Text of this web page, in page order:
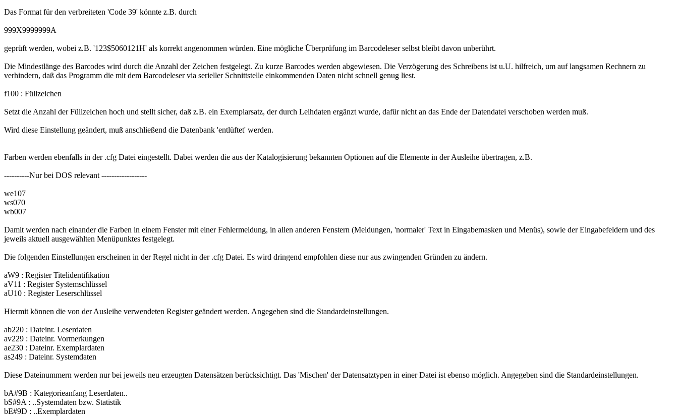
Das Format für den verbreiteten 'Code 39' könnte z.B. durch
999X9999999A
geprüft werden, wobei z.B. '123$5060121H' als korrekt angenommen würden. Eine mögliche Überprüfung im Barcodeleser selbst bleibt davon unberührt.
Die Mindestlänge des Barcodes wird durch die Anzahl der Zeichen festgelegt. Zu kurze Barcodes werden abgewiesen. Die Verzögerung des Schreibens ist u.U. hilfreich, um auf langsamen Rechnern zu
verhindern, daß das Programm die mit dem Barcodeleser via serieller Schnittstelle einkommenden Daten nicht schnell genug liest.
f100 : Füllzeichen
Setzt die Anzahl der Füllzeichen hoch und stellt sicher, daß z.B. ein Exemplarsatz, der durch Leihdaten ergänzt wurde, dafür nicht an das Ende der Datendatei verschoben werden muß.
Wird diese Einstellung geändert, muß anschließend die Datenbank 'entlüftet' werden.
Farben werden ebenfalls in der .cfg Datei eingestellt. Dabei werden die aus der Katalogisierung bekannten Optionen auf die Elemente in der Ausleihe übertragen, z.B.
----------Nur bei DOS relevant ------------------
we107
ws070
wb007
Damit werden nach einander die Farben in einem Fenster mit einer Fehlermeldung, in allen anderen Fenstern (Meldungen, 'normaler' Text in Eingabemasken und Menüs), sowie der Eingabefeldern und des
jeweils aktuell ausgewählten Menüpunktes festgelegt.
Die folgenden Einstellungen erscheinen in der Regel nicht in der .cfg Datei. Es wird dringend empfohlen diese nur aus zwingenden Gründen zu ändern.
aW9 : Register Titelidentifikation
aV11 : Register Systemschlüssel
aU10 : Register Leserschlüssel
Hiermit können die von der Ausleihe verwendeten Register geändert werden. Angegeben sind die Standardeinstellungen.
ab220 : Dateinr. Leserdaten
av229 : Dateinr. Vormerkungen
ae230 : Dateinr. Exemplardaten
as249 : Dateinr. Systemdaten
Diese Dateinummern werden nur bei jeweils neu erzeugten Datensätzen berücksichtigt. Das 'Mischen' der Datensatztypen in einer Datei ist ebenso möglich. Angegeben sind die Standardeinstellungen.
bA#9B : Kategorieanfang Leserdaten..
bS#9A : ..Systemdaten bzw. Statistik
bE#9D : ..Exemplardaten